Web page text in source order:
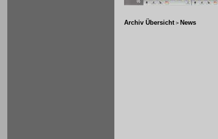
Archiv Übersicht > News